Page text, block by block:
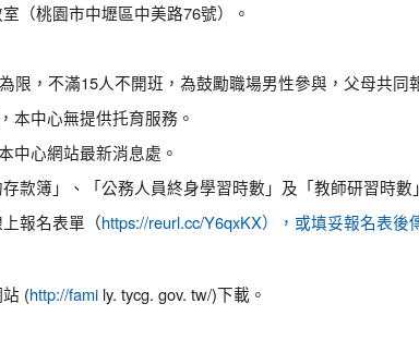
（桃園市中壢區中美路76號）。
限，不滿15人不開班，為鼓勵職場男性參與，父母共
本中心無提供托育服務。
中心網站最新消息處。
款簿」、「公務人員終身學習時數」及「教師研習時數
報名表單（ https://reurl.cc/Y6qxKX），或填妥報名表
( http://fami ly. tycg. gov. tw/)下載。